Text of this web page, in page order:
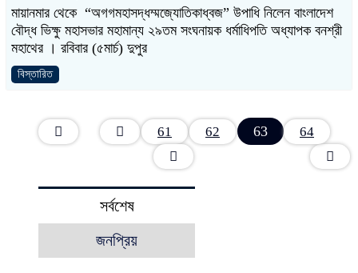
মায়ানমার থেকে “অগগমহাসদ্ধম্মজ্যোতিকাধ্বজ” উপাধি নিলেন বাংলাদেশ
বৌদ্ধ ভিক্ষু মহাসভার মহামান্য ২৯তম সংঘনায়ক ধর্মাধিপতি অধ্যাপক বনশ্রী
মহাথের । রবিবার (৫মার্চ) দুপুর
বিস্তারিত
61 62 63 64
সর্বশেষ
জনপ্রিয়